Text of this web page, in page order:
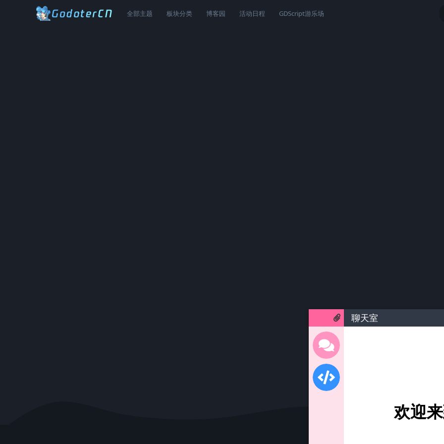
全部主题 板块分类 博客园 活动日程 GDScript游乐场
聊天室
欢迎